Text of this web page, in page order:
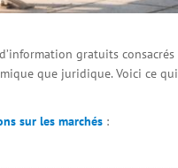
gratuits consacrés
que juridique. Voici ce qui
sur les marchés :